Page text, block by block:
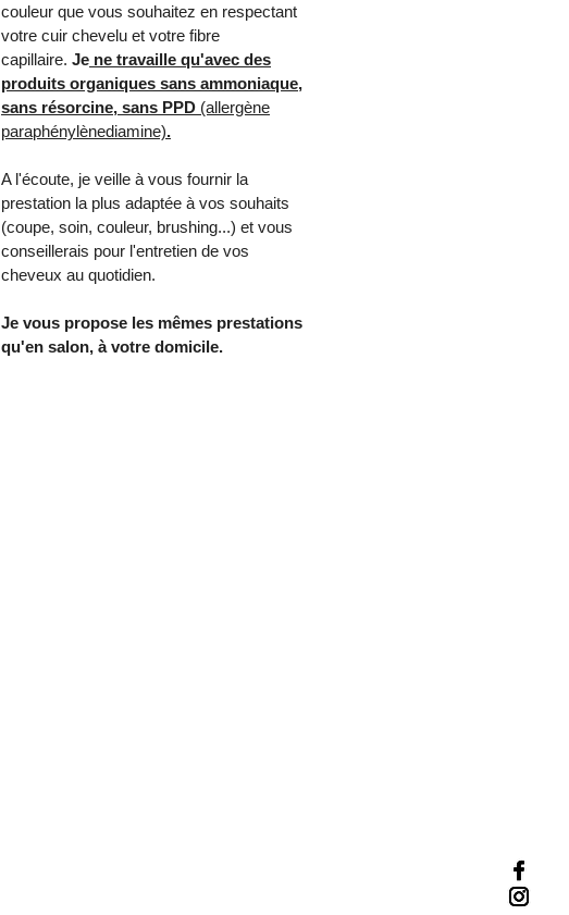
couleur que vous souhaitez en respectant
votre cuir chevelu et votre fibre
capillaire. Je ne travaille qu'avec des
produits organiques sans ammoniaque,
sans résorcine, sans PPD (allergène
paraphénylènediamine).
A l'écoute, je veille à vous fournir la
prestation la plus adaptée à vos souhaits
(coupe, soin, couleur, brushing...) et vous
conseillerais pour l'entretien de vos
cheveux au quotidien.
Je vous propose les mêmes prestations
qu'en salon, à votre domicile.